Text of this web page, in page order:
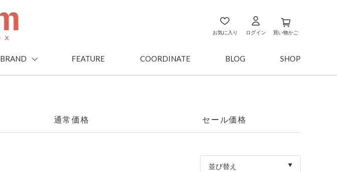
お気に入り ログイン 買い物かご
BRAND FEATURE COORDINATE BLOG SHOP
通常価格 セール価格
並び替え